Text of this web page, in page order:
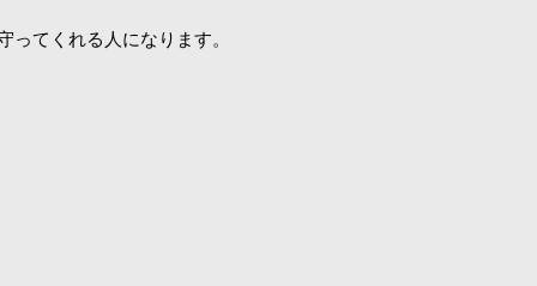
てくれる人になります。